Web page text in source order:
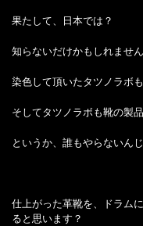
果たして、日本では？
知らないだけかもしれませ
染色して頂いたタツノラボ
そしてタツノラボも靴の製
というか、誰もやらないん
仕上がった革靴を、ドラム
ると思います？